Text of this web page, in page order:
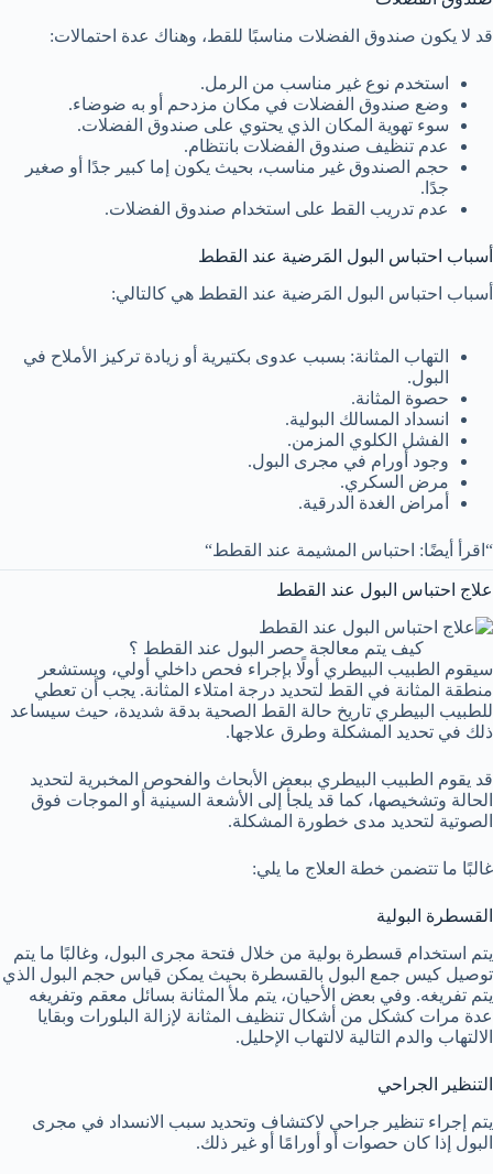
قد لا يكون صندوق الفضلات مناسبًا للقط، وهناك عدة احتمالات:
استخدم نوع غير مناسب من الرمل.
وضع صندوق الفضلات في مكان مزدحم أو به ضوضاء.
سوء تهوية المكان الذي يحتوي على صندوق الفضلات.
عدم تنظيف صندوق الفضلات بانتظام.
حجم الصندوق غير مناسب، بحيث يكون إما كبير جدًا أو صغير
جدًا.
عدم تدريب القط على استخدام صندوق الفضلات.
أسباب احتباس البول المَرضية عند القطط
أسباب احتباس البول المَرضية عند القطط هي كالتالي:
التهاب المثانة: بسبب عدوى بكتيرية أو زيادة تركيز الأملاح في
البول.
حصوة المثانة.
انسداد المسالك البولية.
الفشل الكلوي المزمن.
وجود أورام في مجرى البول.
مرض السكري.
أمراض الغدة الدرقية.
“اقرأ أيضًا: احتباس المشيمة عند القطط“
علاج احتباس البول عند القطط
كيف يتم معالجة حصر البول عند القطط ؟
سيقوم الطبيب البيطري أولًا بإجراء فحص داخلي أولي، ويستشعر
منطقة المثانة في القط لتحديد درجة امتلاء المثانة. يجب أن تعطي
للطبيب البيطري تاريخ حالة القط الصحية بدقة شديدة، حيث سيساعد
ذلك في تحديد المشكلة وطرق علاجها.
قد يقوم الطبيب البيطري ببعض الأبحاث والفحوص المخبرية لتحديد
الحالة وتشخيصها، كما قد يلجأ إلى الأشعة السينية أو الموجات فوق
الصوتية لتحديد مدى خطورة المشكلة.
غالبًا ما تتضمن خطة العلاج ما يلي:
القسطرة البولية
يتم استخدام قسطرة بولية من خلال فتحة مجرى البول، وغالبًا ما يتم
توصيل كيس جمع البول بالقسطرة بحيث يمكن قياس حجم البول الذي
يتم تفريغه. وفي بعض الأحيان، يتم ملأ المثانة بسائل معقم وتفريغه
عدة مرات كشكل من أشكال تنظيف المثانة لإزالة البلورات وبقايا
الالتهاب والدم التالية لالتهاب الإحليل.
التنظير الجراحي
يتم إجراء تنظير جراحي لاكتشاف وتحديد سبب الانسداد في مجرى
البول إذا كان حصوات أو أورامًا أو غير ذلك.